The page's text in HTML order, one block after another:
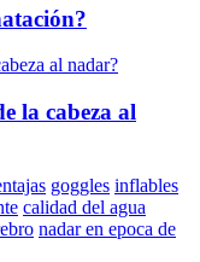
la cabeza al
goggles inflables
calidad del agua
nadar en epoca de